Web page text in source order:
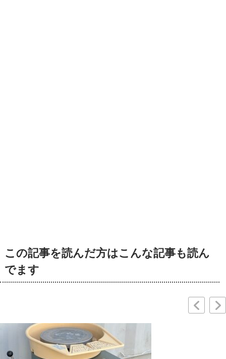
この記事を読んだ方はこんな記事も読ん
でます